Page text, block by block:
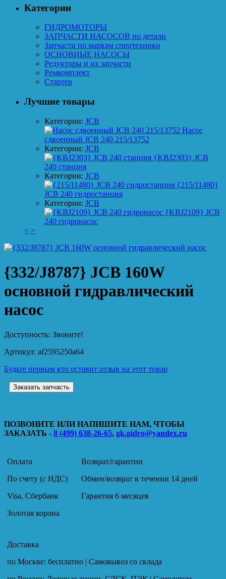
Категории
ГИДРОМОТОРЫ
ЗАПЧАСТИ НАСОСОВ по детали
Запчасти по маркам спецтехники
ОСНОВНЫЕ НАСОСЫ
Редукторы и их запчасти
Ремкомплект
Стартер
Лучшие товары
Категории: JCB
Насос
сдвоенный JCB 240 215/13752
Категории: JCB
{KBJ2303} JCB
240 станция
Категории: JCB
{215/11480}
JCB 240 гидростанция
Категории: JCB
{KBJ2109} JCB
240 гидронасос
< >
{332/J8787} JCB 160W
основной гидравлический
насоc
Доступность: Звоните!
Артикул: af2595250a64
Будьте первым кто оставит отзыв на этот товар
Заказать запчасть
ПОЗВОНИТЕ ИЛИ НАПИШИТЕ НАМ, ЧТОБЫ
ЗАКАЗАТЬ - 8 (499) 638-26-65, gk.gidro@yandex.ru
Оплата
По счету (с НДС)
Visa, Сбербанк
Золотая корона
Возврат/гарантии
Обмен/возврат в течении 14 дней
Гарантия 6 месяцев
Доставка
по Москве: бесплатно | Самовывоз со склада